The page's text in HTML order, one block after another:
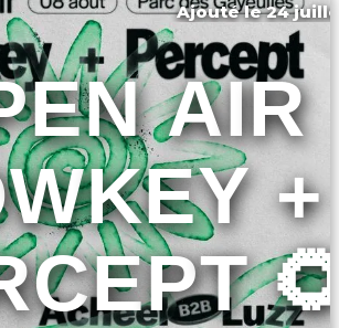
Ajouté le 24
AIR
+